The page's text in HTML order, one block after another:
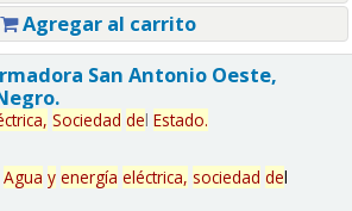
Agregar al carrito
San Antonio Oeste,
Sociedad del Estado.
Agua y energía eléctrica, sociedad del